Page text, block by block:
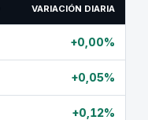
VARIACIÓN DIARIA
+0,00%
+0,05%
+0,12%